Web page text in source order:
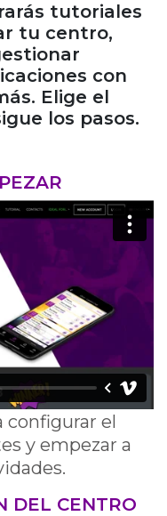
tutoriales
tu centro,
con
Elige el
los pasos.
configurar el
y empezar a
DEL CENTRO